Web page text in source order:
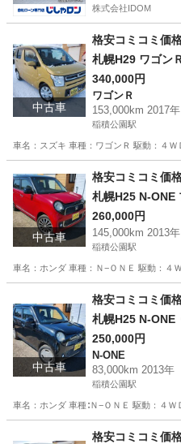
株式会社IDOM
中古車
格安コミコミ価
340,000円
ワゴンＲ
153,000km 2017年
稲積公園駅
車名：スズキ 車種：ワゴンＲ 駆動：４
稲積公園駅
中古車
格安コミコミ価
札幌H25 N-ONE
260,000円
145,000km 2013年
稲積公園駅
車名：ホンダ 車種：Ｎ−ＯＮＥ 駆動：４
稲積公園駅
中古車
格安コミコミ価
札幌H25 N-ONE
250,000円
N-ONE
83,000km 2013年
稲積公園駅
車名：ホンダ 車種∶Ｎ−ＯＮＥ 駆動：４
稲積公園駅
格安コミコミ価